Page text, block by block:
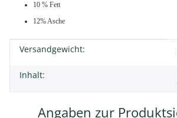
10 % Fett
12% Asche
Produkteigenschaft
Wert
Versandgewicht:
Inhalt:
Angaben zur